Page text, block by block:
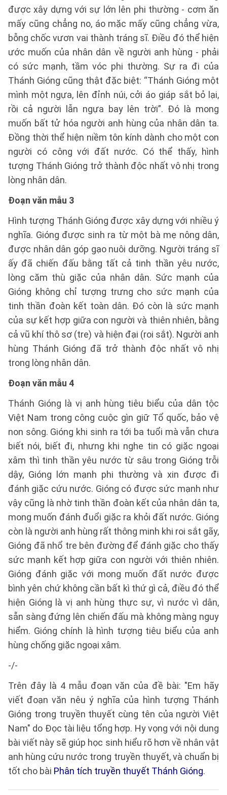
được xây dựng với sự lớn lên phi thường - cơm ăn
mấy cũng chẳng no, áo mặc mấy cũng chẳng vừa,
bỗng chốc vươn vai thành tráng sĩ. Điều đó thể hiện
ước muốn của nhân dân về người anh hùng - phải
có sức mạnh, tầm vóc phi thường. Sự ra đi của
Thánh Gióng cũng thật đặc biệt: “Thánh Gióng một
mình một ngựa, lên đỉnh núi, cởi áo giáp sắt bỏ lại,
rồi cả người lẫn ngựa bay lên trời”. Đó là mong
muốn bất tử hóa người anh hùng của nhân dân ta.
Đồng thời thể hiện niềm tôn kính dành cho một con
người có công với đất nước. Có thể thấy, hình
tượng Thánh Gióng trở thành độc nhất vô nhị trong
lòng nhân dân.
Đoạn văn mẫu 3
Hình tượng Thánh Gióng được xây dựng với nhiều ý
nghĩa. Gióng được sinh ra từ một bà mẹ nông dân,
được nhân dân góp gạo nuôi dưỡng. Người tráng sĩ
ấy đã chiến đấu bằng tất cả tinh thần yêu nước,
lòng căm thù giặc của nhân dân. Sức mạnh của
Gióng không chỉ tượng trưng cho sức mạnh của
tinh thần đoàn kết toàn dân. Đó còn là sức mạnh
của sự kết hợp giữa con người và thiên nhiên, bằng
cả vũ khí thô sơ (tre) và hiện đại (roi sắt). Người anh
hùng Thánh Gióng đã trở thành độc nhất vô nhị
trong lòng nhân dân.
Đoạn văn mẫu 4
Thánh Gióng là vị anh hùng tiêu biểu của dân tộc
Việt Nam trong công cuộc gìn giữ Tổ quốc, bảo vệ
non sông. Gióng khi sinh ra tới ba tuổi mà vẫn chưa
biết nói, biết đi, nhưng khi nghe tin có giặc ngoại
xâm thì tinh thần yêu nước từ sâu trong Gióng trỗi
dậy, Gióng lớn mạnh phi thường và xin được đi
đánh giặc cứu nước. Gióng có được sức mạnh như
vậy cũng là nhờ tinh thần đoàn kết của nhân dân ta,
mong muốn đánh đuổi giặc ra khỏi đất nước. Gióng
còn là người anh hùng rất thông minh khi roi sắt gãy,
Gióng đã nhổ tre bên đường để đánh giặc cho thấy
sức mạnh kết hợp giữa con người với thiên nhiên.
Gióng đánh giặc với mong muốn đất nước được
bình yên chứ không cần bất kì thứ gì cả, điều đó thể
hiện Gióng là vị anh hùng thực sự, vì nước vì dân,
sẵn sàng đứng lên chiến đấu mà không màng nguy
hiểm. Gióng chính là hình tượng tiêu biểu của anh
hùng chống giặc ngoại xâm.
-/-
Trên đây là 4 mẫu đoạn văn của đề bài: "Em hãy
viết đoạn văn nêu ý nghĩa của hình tượng Thánh
Gióng trong truyền thuyết cùng tên của người Việt
Nam" do Đọc tài liệu tổng hợp. Hy vọng với nội dung
bài viết này sẽ giúp học sinh hiểu rõ hơn về nhân vật
anh hùng cứu nước trong truyền thuyết, và chuẩn bị
tốt cho bài Phân tích truyền thuyết Thánh Gióng.